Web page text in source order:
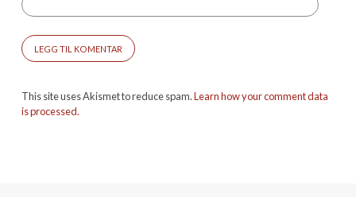
This site uses Akismet to reduce spam.Learn how your comment data
is processed.